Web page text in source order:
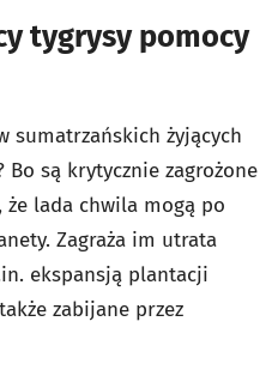
tygrysy pomocy
sumatrzańskich żyjących
są krytycznie zagrożone
że lada chwila mogą po
Zagraża im utrata
ekspansją plantacji
zabijane przez